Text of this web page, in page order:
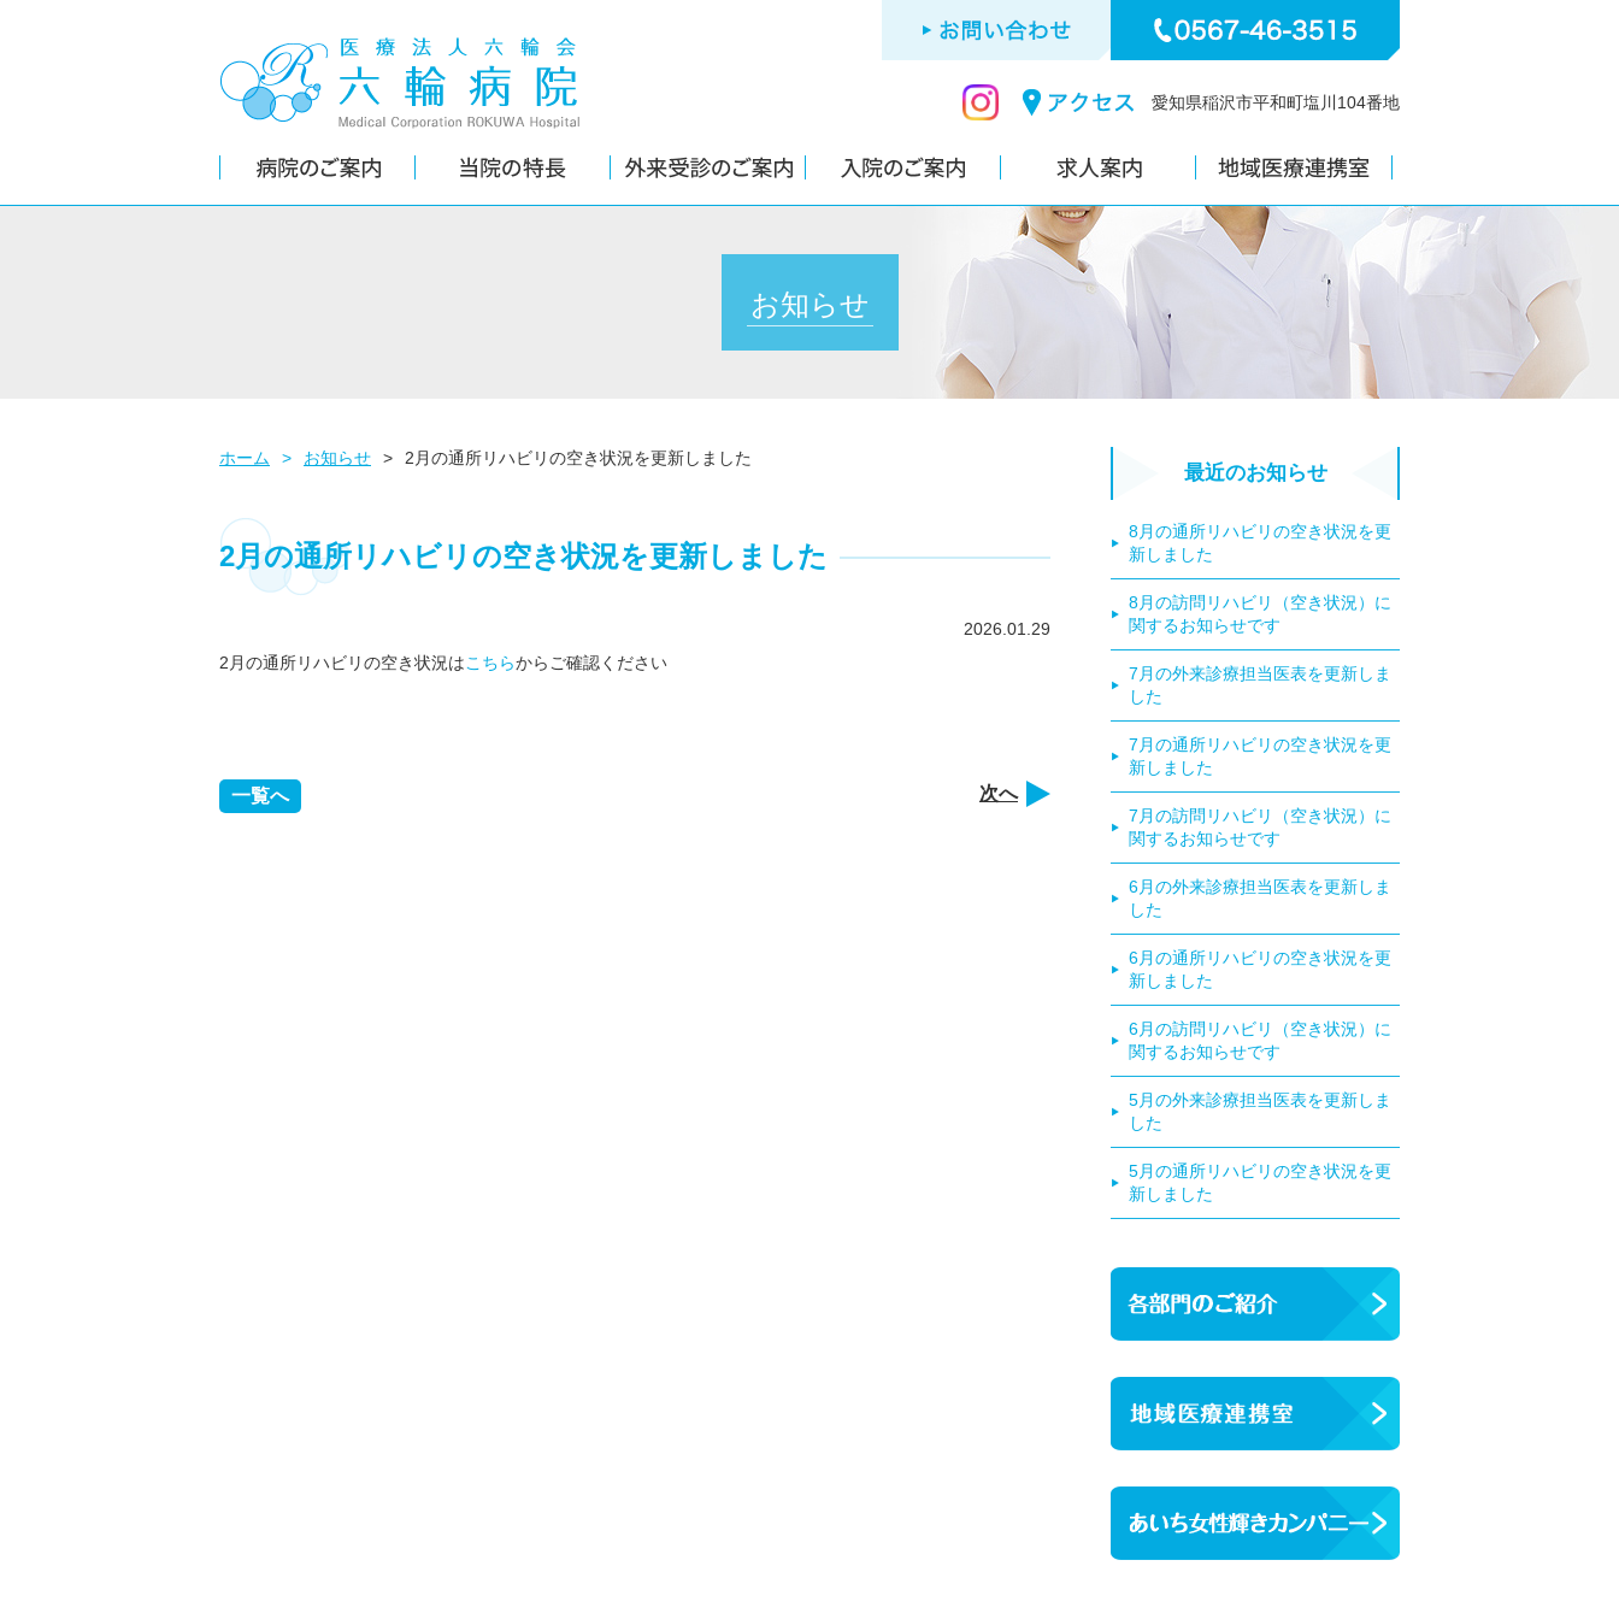
愛知県稲沢市平和町塩川104番地
お知らせ
ホーム > お知らせ > 2月の通所リハビリの空き状況を更新しました
2月の通所リハビリの空き状況を更新しました
2026.01.29
2月の通所リハビリの空き状況はこちらからご確認ください
前へ
一覧へ 次へ
最近のお知らせ
8月の通所リハビリの空き状況を更
新しました
8月の訪問リハビリ（空き状況）に
関するお知らせです
7月の外来診療担当医表を更新しま
した
7月の通所リハビリの空き状況を更
新しました
7月の訪問リハビリ（空き状況）に
関するお知らせです
6月の外来診療担当医表を更新しま
した
6月の通所リハビリの空き状況を更
新しました
6月の訪問リハビリ（空き状況）に
関するお知らせです
5月の外来診療担当医表を更新しま
した
5月の通所リハビリの空き状況を更
新しました